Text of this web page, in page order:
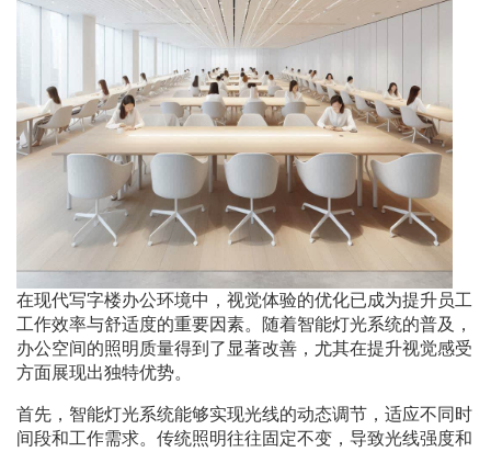
在现代写字楼办公环境中，视觉体验的优化已成为提升员工
工作效率与舒适度的重要因素。随着智能灯光系统的普及，
办公空间的照明质量得到了显著改善，尤其在提升视觉感受
方面展现出独特优势。
首先，智能灯光系统能够实现光线的动态调节，适应不同时
间段和工作需求。传统照明往往固定不变，导致光线强度和